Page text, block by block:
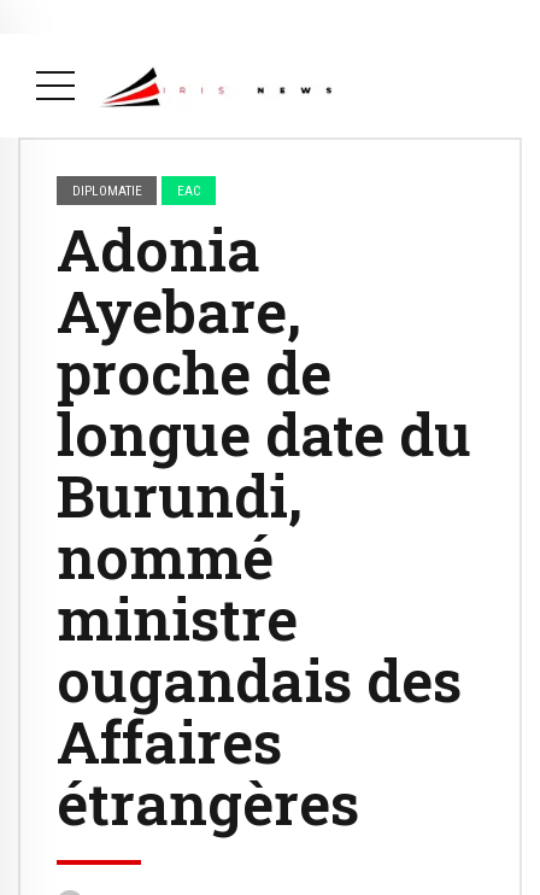
DIPLOMATIE EAC
Adonia
Ayebare,
proche de
longue date du
Burundi,
nommé
ministre
ougandais des
Affaires
étrangères